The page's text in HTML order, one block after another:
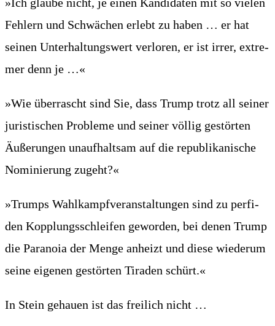
»Ich glau­be nicht, je einen Kan­di­da­ten mit so vie­len
Feh­lern und Schwä­chen erlebt zu haben … er hat
sei­nen Unter­hal­tungs­wert ver­lo­ren, er ist irrer, extre­
mer denn je …«
»Wie über­rascht sind Sie, dass Trump trotz all sei­ner
juris­ti­schen Pro­ble­me und sei­ner völ­lig gestör­ten
Äuße­run­gen unauf­halt­sam auf die repu­bli­ka­ni­sche
Nomi­nie­rung zugeht?«
»Trumps Wahl­kampf­ver­an­stal­tun­gen sind zu per­fi­
den Kopp­lungs­schlei­fen gewor­den, bei denen Trump
die Para­noia der Men­ge anheizt und die­se wie­der­um
sei­ne eige­nen gestör­ten Tira­den schürt.«
In Stein gehau­en ist das frei­lich nicht …